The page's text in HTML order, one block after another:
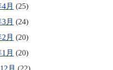
月 (25)
月 (24)
月 (20)
月 (20)